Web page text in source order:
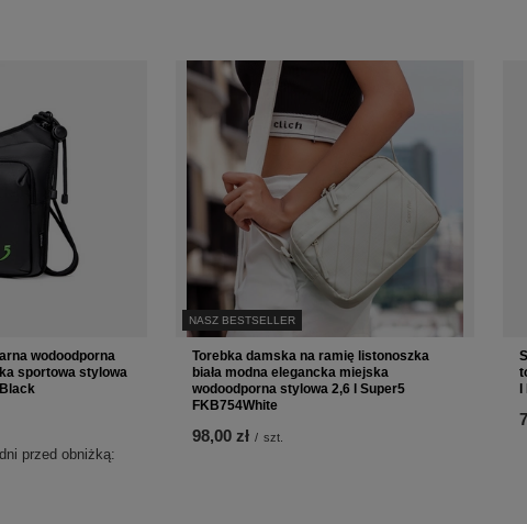
wodoodporna
sportowa stylowa
przed obniżką:
NASZ BESTSELLER
Torebka damska na ramię listonoszka
biała modna elegancka miejska
wodoodporna stylowa 2,6 l Super5
FKB754White
98,00 zł / szt.